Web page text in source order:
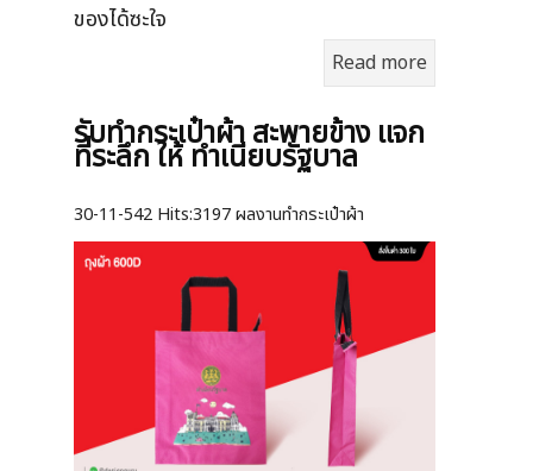
ของได้ซะใจ
Read more
รับทำกระเป๋าผ้า สะพายข้าง แจก
ที่ระลึก ให้ ทำเนียบรัฐบาล
30-11-542 Hits:3197 ผลงานทำกระเป๋าผ้า